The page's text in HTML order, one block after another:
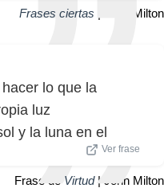
Frases ciertas | John Milton
lo que la
luz
y la luna en el
Ver frase
Frase de Virtud| John Milton